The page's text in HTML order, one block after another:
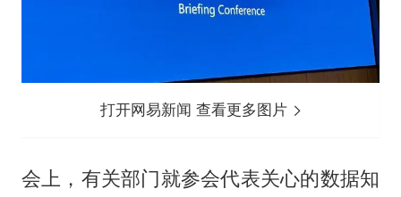
打开网易新闻 查看更多图片
会上，有关部门就参会代表关心的数据知